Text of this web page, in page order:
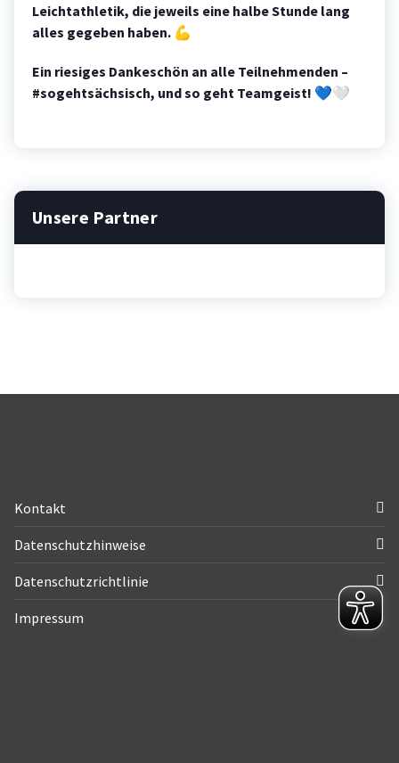
Leichtathletik, die jeweils eine halbe Stunde lang
alles gegeben haben. 💪
Ein riesiges Dankeschön an alle Teilnehmenden –
#sogehtsächsisch, und so geht Teamgeist! 💙🤍
Unsere Partner
Kontakt
Datenschutzhinweise
Datenschutzrichtlinie
Impressum